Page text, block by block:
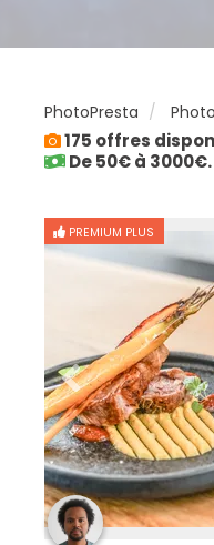
PhotoPresta
175 offres
De 50€ à 3000€.
PREMIUM PLUS